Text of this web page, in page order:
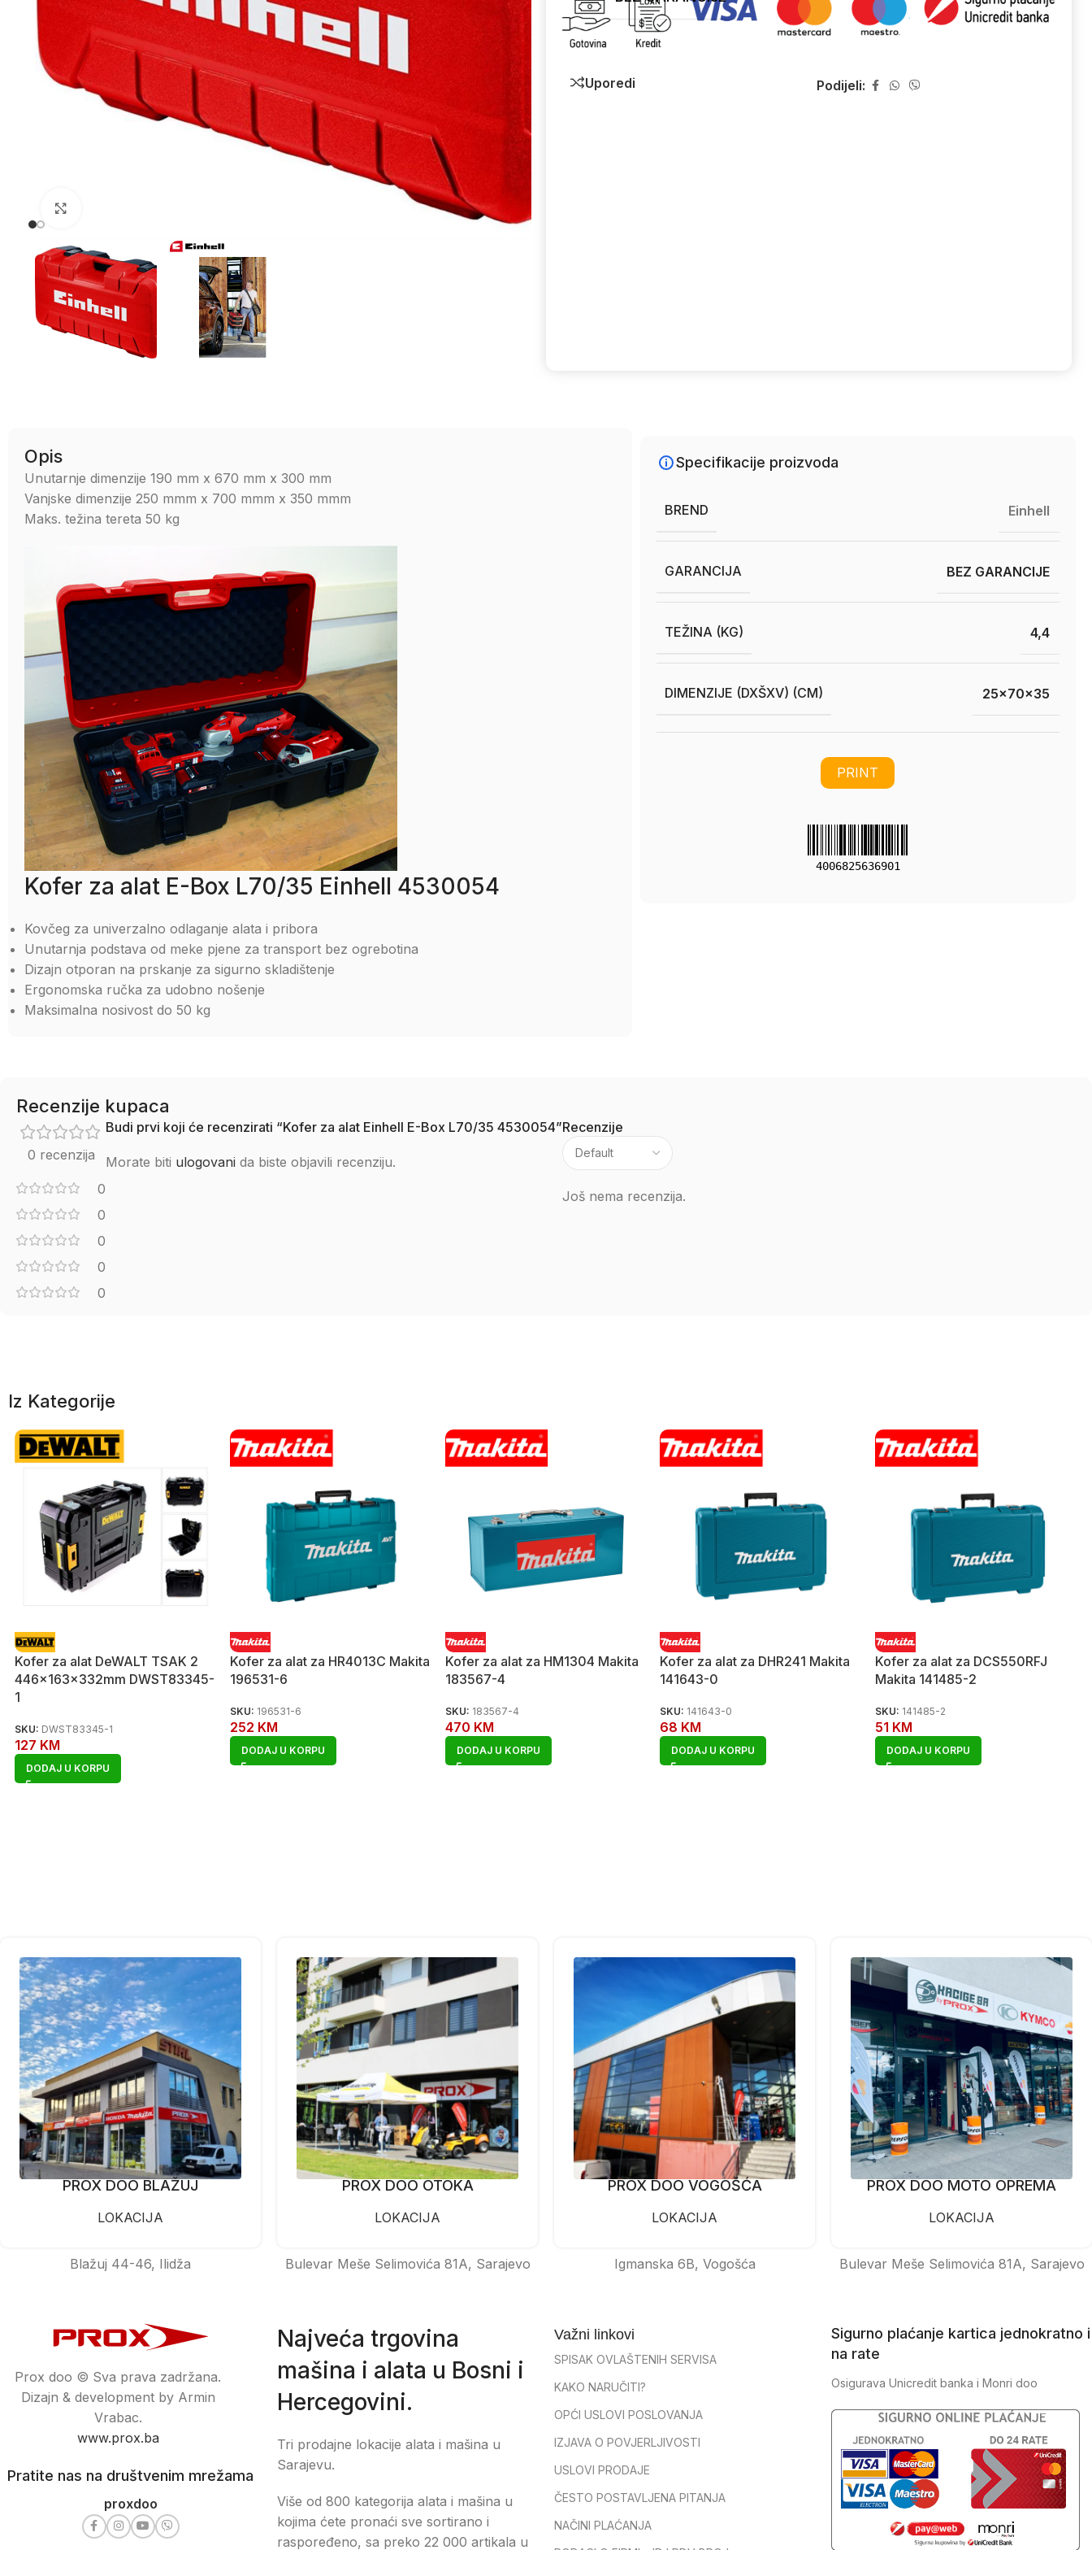
Uporedi Podijeli:
Opis
Unutarnje dimenzije 190 mm x 670 mm x 300 mm
Vanjske dimenzije 250 mmm x 700 mmm x 350 mmm
Maks. težina tereta 50 kg
Kofer za alat E-Box L70/35 Einhell 4530054
Kovčeg za univerzalno odlaganje alata i pribora
Unutarnja podstava od meke pjene za transport bez ogrebotina
Dizajn otporan na prskanje za sigurno skladištenje
Ergonomska ručka za udobno nošenje
Maksimalna nosivost do 50 kg
Specifikacije proizvoda
BREND Einhell
GARANCIJA BEZ GARANCIJE
TEŽINA (KG) 4,4
DIMENZIJE (DXŠXV) (CM) 25x70x35
PRINT
4006825636901
Recenzije kupaca
0 recenzija
0
0
0
0
0
Recenzije
Još nema recenzija.
Budi prvi koji će recenzirati “Kofer za alat Einhell E-Box L70/35 4530054”
Morate biti ulogovani da biste objavili recenziju.
Iz Kategorije
Kofer za alat DeWALT TSAK 2
446x163x332mm DWST83345-
1
SKU: DWST83345-1
127 KM
DODAJ U KORPU
Kofer za alat za HR4013C Makita
196531-6
SKU: 196531-6
252 KM
DODAJ U KORPU
Kofer za alat za HM1304 Makita
183567-4
SKU: 183567-4
470 KM
DODAJ U KORPU
Kofer za alat za DHR241 Makita
141643-0
SKU: 141643-0
68 KM
DODAJ U KORPU
Kofer za alat za DCS550RFJ
Makita 141485-2
SKU: 141485-2
51 KM
DODAJ U KORPU
PROX DOO BLAŽUJ
LOKACIJA
Blažuj 44-46, Ilidža
PROX DOO OTOKA
LOKACIJA
Bulevar Meše Selimovića 81A, Sarajevo
PROX DOO VOGOŠĆA
LOKACIJA
Igmanska 6B, Vogošća
PROX DOO MOTO OPREMA
LOKACIJA
Bulevar Meše Selimovića 81A, Sarajevo
Prox doo © Sva prava zadržana.
Dizajn & development by Armin
Vrabac.
www.prox.ba
Pratite nas na društvenim mrežama
proxdoo
Najveća trgovina
mašina i alata u Bosni i
Hercegovini.
Tri prodajne lokacije alata i mašina u
Sarajevu.
Više od 800 kategorija alata i mašina u
kojima ćete pronaći sve sortirano i
raspoređeno, sa preko 22 000 artikala u
Važni linkovi
SPISAK OVLAŠTENIH SERVISA
KAKO NARUČITI?
OPĆI USLOVI POSLOVANJA
IZJAVA O POVJERLJIVOSTI
USLOVI PRODAJE
ČESTO POSTAVLJENA PITANJA
NAČINI PLAĆANJA
Sigurno plaćanje kartica jednokratno i
na rate
Osigurava Unicredit banka i Monri doo